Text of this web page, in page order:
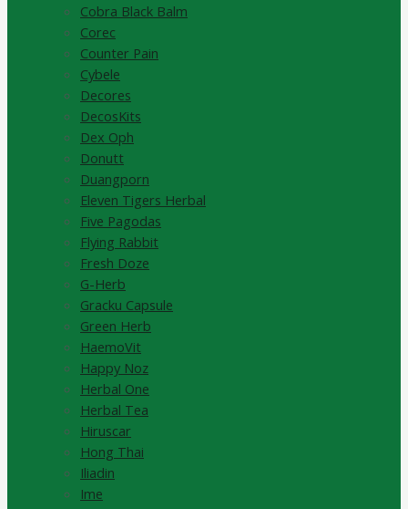
Cobra Black Balm
Corec
Counter Pain
Cybele
Decores
DecosKits
Dex Oph
Donutt
Duangporn
Eleven Tigers Herbal
Five Pagodas
Flying Rabbit
Fresh Doze
G-Herb
Gracku Capsule
Green Herb
HaemoVit
Happy Noz
Herbal One
Herbal Tea
Hiruscar
Hong Thai
Iliadin
Ime